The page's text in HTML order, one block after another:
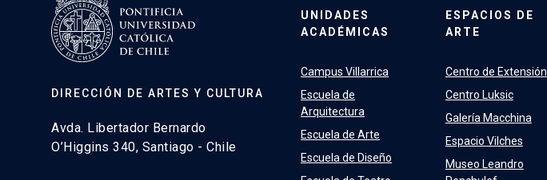
DIRECCIÓN DE ARTES Y CULTURA
Avda. Libertador Bernardo
O’Higgins 340, Santiago - Chile
UNIDADES
ACADÉMICAS
Campus Villarrica
Escuela de
Arquitectura
Escuela de Arte
Escuela de Diseño
ESPACIOS DE
ARTE
Centro de Extensión
Centro Luksic
Galería Macchina
Espacio Vilches
Museo Leandro